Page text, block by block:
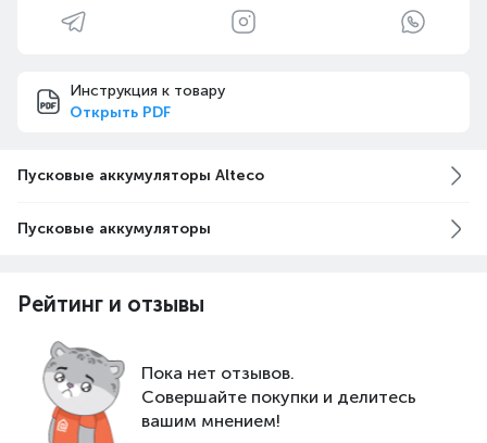
Инструкция к товару
Открыть PDF
Пусковые аккумуляторы Alteco
Пусковые аккумуляторы
Рейтинг и отзывы
Пока нет отзывов.
Совершайте покупки и делитесь
вашим мнением!